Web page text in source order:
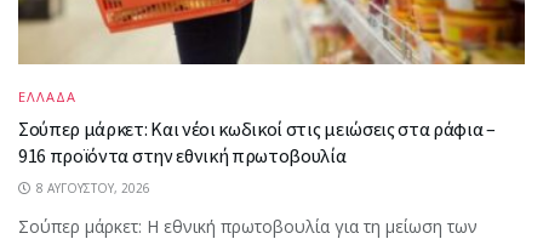
ΕΛΛΑΔΑ
Σούπερ μάρκετ: Και νέοι κωδικοί στις μειώσεις στα ράφια –
916 προϊόντα στην εθνική πρωτοβουλία
8 ΑΥΓΟΎΣΤΟΥ, 2026
Σούπερ μάρκετ: Η εθνική πρωτοβουλία για τη μείωση των